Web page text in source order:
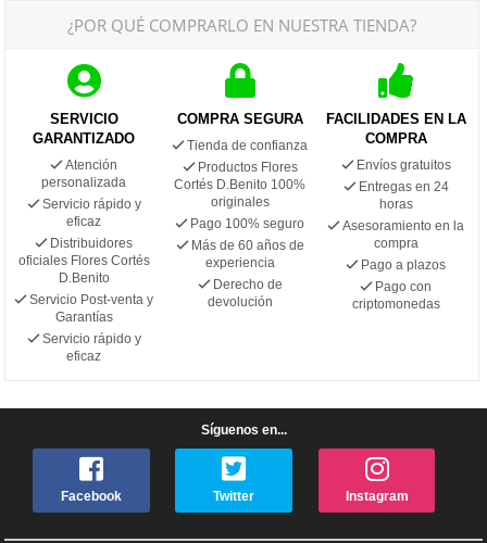
¿POR QUÉ COMPRARLO EN NUESTRA TIENDA?
SERVICIO
GARANTIZADO
Atención
personalizada
Servicio rápido y
eficaz
Distribuidores
oficiales Flores Cortés
D.Benito
Servicio Post-venta y
Garantías
Servicio rápido y
eficaz
COMPRA SEGURA
Tienda de confianza
Productos Flores
Cortés D.Benito 100%
originales
Pago 100% seguro
Más de 60 años de
experiencia
Derecho de
devolución
FACILIDADES EN LA
COMPRA
Envíos gratuitos
Entregas en 24
horas
Asesoramiento en la
compra
Pago a plazos
Pago con
criptomonedas
Síguenos en...
Facebook Twitter Instagram